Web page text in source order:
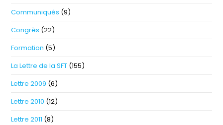
Communiqués (9)
Congrès (22)
Formation (5)
La Lettre de la SFT (155)
Lettre 2009 (6)
Lettre 2010 (12)
Lettre 2011 (8)